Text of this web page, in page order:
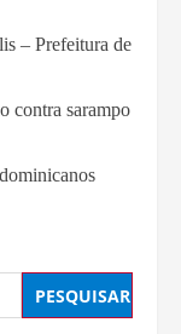
– Prefeitura de
contra sarampo